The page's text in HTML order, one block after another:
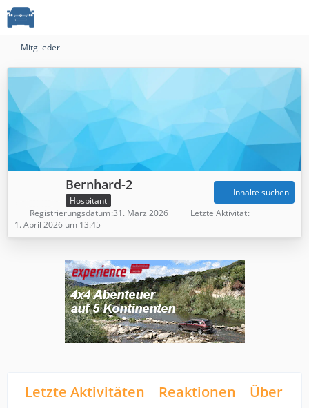
Mitglieder
Bernhard-2
Hospitant
Inhalte suchen
Registrierungsdatum 31. März 2026
Letzte Aktivität
1. April 2026 um 13:45
Letzte Aktivitäten Reaktionen Über